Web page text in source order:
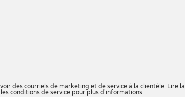
des courriels de marketing et de service à la clientèle. Lire la
conditions de service pour plus d'informations.